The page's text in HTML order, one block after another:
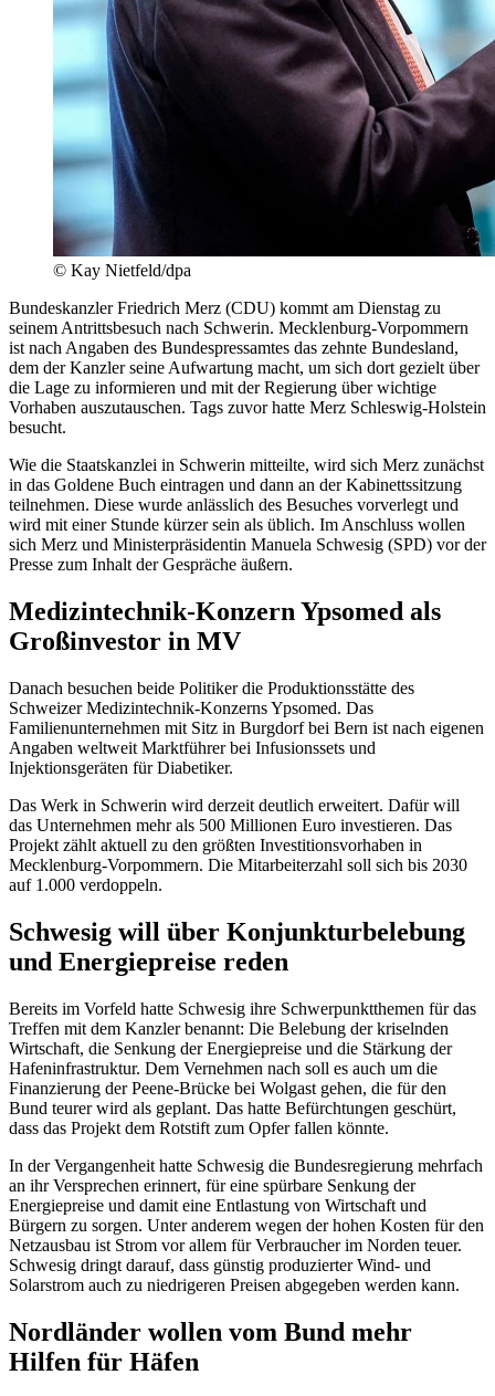
© Kay Nietfeld/dpa
Bundeskanzler Friedrich Merz (CDU) kommt am Dienstag zu
seinem Antrittsbesuch nach Schwerin. Mecklenburg-Vorpommern
ist nach Angaben des Bundespressamtes das zehnte Bundesland,
dem der Kanzler seine Aufwartung macht, um sich dort gezielt über
die Lage zu informieren und mit der Regierung über wichtige
Vorhaben auszutauschen. Tags zuvor hatte Merz Schleswig-Holstein
besucht.
Wie die Staatskanzlei in Schwerin mitteilte, wird sich Merz zunächst
in das Goldene Buch eintragen und dann an der Kabinettssitzung
teilnehmen. Diese wurde anlässlich des Besuches vorverlegt und
wird mit einer Stunde kürzer sein als üblich. Im Anschluss wollen
sich Merz und Ministerpräsidentin Manuela Schwesig (SPD) vor der
Presse zum Inhalt der Gespräche äußern.
Medizintechnik-Konzern Ypsomed als
Großinvestor in MV
Danach besuchen beide Politiker die Produktionsstätte des
Schweizer Medizintechnik-Konzerns Ypsomed. Das
Familienunternehmen mit Sitz in Burgdorf bei Bern ist nach eigenen
Angaben weltweit Marktführer bei Infusionssets und
Injektionsgeräten für Diabetiker.
Das Werk in Schwerin wird derzeit deutlich erweitert. Dafür will
das Unternehmen mehr als 500 Millionen Euro investieren. Das
Projekt zählt aktuell zu den größten Investitionsvorhaben in
Mecklenburg-Vorpommern. Die Mitarbeiterzahl soll sich bis 2030
auf 1.000 verdoppeln.
Schwesig will über Konjunkturbelebung
und Energiepreise reden
Bereits im Vorfeld hatte Schwesig ihre Schwerpunktthemen für das
Treffen mit dem Kanzler benannt: Die Belebung der kriselnden
Wirtschaft, die Senkung der Energiepreise und die Stärkung der
Hafeninfrastruktur. Dem Vernehmen nach soll es auch um die
Finanzierung der Peene-Brücke bei Wolgast gehen, die für den
Bund teurer wird als geplant. Das hatte Befürchtungen geschürt,
dass das Projekt dem Rotstift zum Opfer fallen könnte.
In der Vergangenheit hatte Schwesig die Bundesregierung mehrfach
an ihr Versprechen erinnert, für eine spürbare Senkung der
Energiepreise und damit eine Entlastung von Wirtschaft und
Bürgern zu sorgen. Unter anderem wegen der hohen Kosten für den
Netzausbau ist Strom vor allem für Verbraucher im Norden teuer.
Schwesig dringt darauf, dass günstig produzierter Wind- und
Solarstrom auch zu niedrigeren Preisen abgegeben werden kann.
Nordländer wollen vom Bund mehr
Hilfen für Häfen